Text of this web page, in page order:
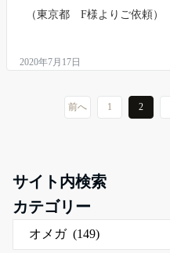
（東京都 F様よりご依頼
2020年7月17日
前へ 1 2
サイト内検索
カテゴリー